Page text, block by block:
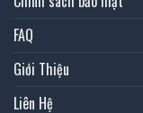
FAQ
Giới Thiệu
Liên Hệ